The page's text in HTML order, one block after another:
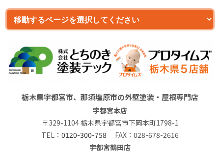
栃木県宇都宮市、那須塩原市の外壁塗装・屋根専門店
宇都宮本店
〒329-1104 栃木県宇都宮市下岡本町1798-1
TEL： 0120-300-758 FAX：028-678-2616
宇都宮鶴田店